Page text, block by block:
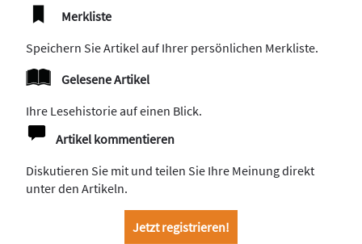
Merkliste
Speichern Sie Artikel auf Ihrer persönlichen Merkliste.
Gelesene Artikel
Ihre Lesehistorie auf einen Blick.
Artikel kommentieren
Diskutieren Sie mit und teilen Sie Ihre Meinung direkt
unter den Artikeln.
Jetzt registrieren!